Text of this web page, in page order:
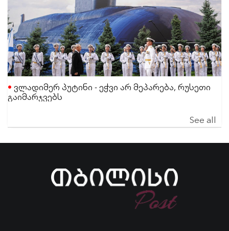
ვლადიმერ პუტინი - ეჭვი არ მეპარება, რუსეთი
გაიმარჯვებს
See all